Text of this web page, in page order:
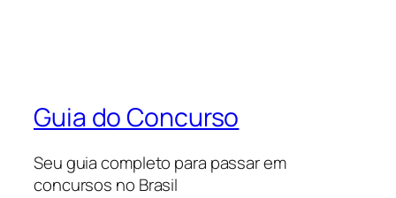
Guia do Concurso
Seu guia completo para passar em
concursos no Brasil